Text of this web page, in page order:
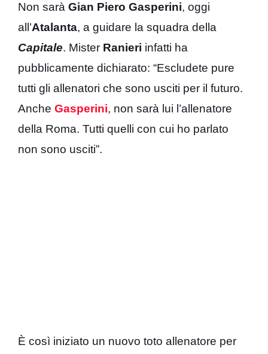
Non sarà Gian Piero Gasperini, oggi
all’Atalanta, a guidare la squadra della
Capitale. Mister Ranieri infatti ha
pubblicamente dichiarato: “Escludete pure
tutti gli allenatori che sono usciti per il futuro.
Anche Gasperini, non sarà lui l’allenatore
della Roma. Tutti quelli con cui ho parlato
non sono usciti”.
È così iniziato un nuovo toto allenatore per